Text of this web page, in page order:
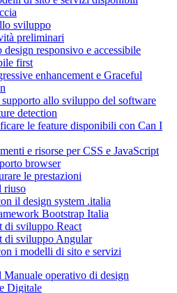
sviluppo
preliminari
design responsivo e accessibile
first
enhancement e Graceful
allo sviluppo del software
detection
le feature disponibili con Can I
e risorse per CSS e JavaScript
browser
le prestazioni
riuso
il design system .italia
Bootstrap Italia
di sviluppo React
di sviluppo Angular
i modelli di sito e servizi
Manuale operativo di design